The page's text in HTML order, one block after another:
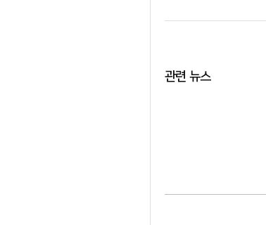
관련 뉴스